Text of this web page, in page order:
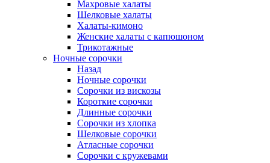
Махровые халаты
Шелковые халаты
Халаты-кимоно
Женские халаты с капюшоном
Трикотажные
Ночные сорочки
Назад
Ночные сорочки
Сорочки из вискозы
Короткие сорочки
Длинные сорочки
Сорочки из хлопка
Шелковые сорочки
Атласные сорочки
Сорочки с кружевами